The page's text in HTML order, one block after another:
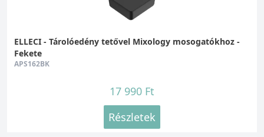
ELLECI - Tárolóedény tetővel Mixology mosogatókhoz -
Fekete
APS162BK
17 990 Ft
Részletek